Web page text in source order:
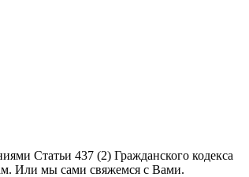
Статьи 437 (2) Гражданского кодекса
Или мы сами свяжемся с Вами.